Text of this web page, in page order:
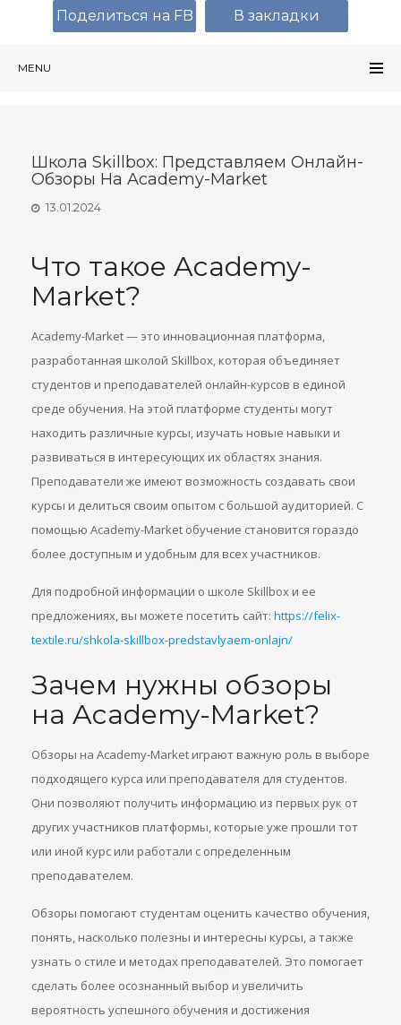
MENU
Школа Skillbox: Представляем Онлайн-
Обзоры На Academy-Market
13.01.2024
Что такое Academy-
Market?
Academy-Market — это инновационная платформа,
разработанная школой Skillbox, которая объединяет
студентов и преподавателей онлайн-курсов в единой
среде обучения. На этой платформе студенты могут
находить различные курсы, изучать новые навыки и
развиваться в интересующих их областях знания.
Преподаватели же имеют возможность создавать свои
курсы и делиться своим опытом с большой аудиторией. С
помощью Academy-Market обучение становится гораздо
более доступным и удобным для всех участников.
Для подробной информации о школе Skillbox и ее
предложениях, вы можете посетить сайт: https://felix-
textile.ru/shkola-skillbox-predstavlyaem-onlajn/
Зачем нужны обзоры
на Academy-Market?
Обзоры на Academy-Market играют важную роль в выборе
подходящего курса или преподавателя для студентов.
Они позволяют получить информацию из первых рук от
других участников платформы, которые уже прошли тот
или иной курс или работали с определенным
преподавателем.
Обзоры помогают студентам оценить качество обучения,
понять, насколько полезны и интересны курсы, а также
узнать о стиле и методах преподавателей. Это помогает
сделать более осознанный выбор и увеличить
вероятность успешного обучения и достижения
Поделиться на FB В закладки